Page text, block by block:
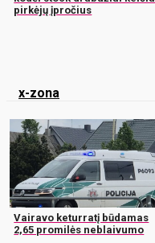
pirkėjų įpročius
x-zona
Vairavo keturratį būdamas
2,65 promilės neblaivumo